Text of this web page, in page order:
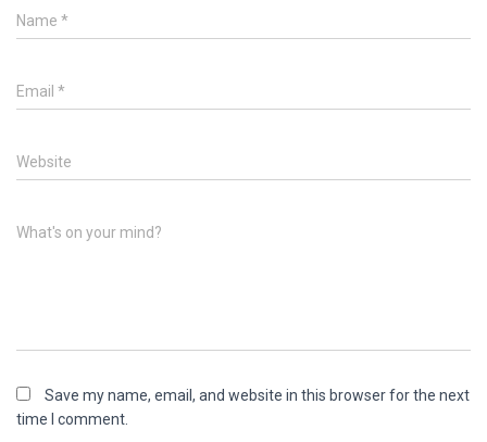
Name *
Email *
Website
What's on your mind?
Save my name, email, and website in this browser for the next
time I comment.